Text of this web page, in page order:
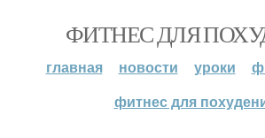
ФИТНЕС ДЛЯ
главная новости уроки
фитнес для